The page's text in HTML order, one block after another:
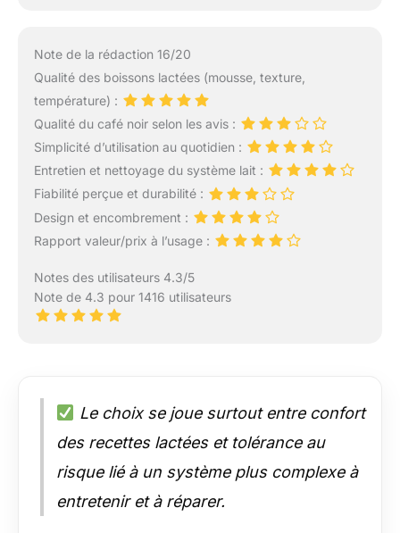
Note de la rédaction 16/20
Qualité des boissons lactées (mousse, texture,
température) :
Qualité du café noir selon les avis :
Simplicité d’utilisation au quotidien :
Entretien et nettoyage du système lait :
Fiabilité perçue et durabilité :
Design et encombrement :
Rapport valeur/prix à l’usage :
Notes des utilisateurs 4.3/5
Note de 4.3 pour 1416 utilisateurs
Le choix se joue surtout entre confort
des recettes lactées et tolérance au
risque lié à un système plus complexe à
entretenir et à réparer.